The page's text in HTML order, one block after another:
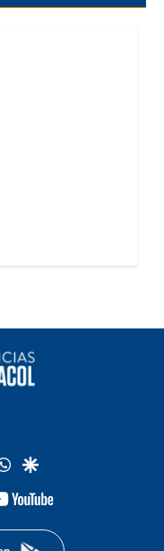
whatsapp
google
youtube-